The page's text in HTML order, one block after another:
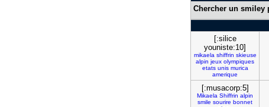
Chercher un smiley
[:silice
youniste:10]
mikaela shiffrin skieuse
alpin jeux olympiques
etats unis murica
amerique
[:musacorp:5]
Mikaela Shiffrin alpin
smile sourire bonnet